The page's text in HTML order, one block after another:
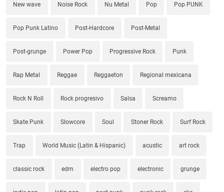
New wave Noise Rock Nu Metal Pop Pop PUNK
Pop Punk Latino Post-Hardcore Post-Metal
Post-grunge Power Pop Progressive Rock Punk
Rap Metal Reggae Reggaeton Regional mexicana
Rock N Roll Rock progresivo Salsa Screamo
Skate Punk Slowcore Soul Stoner Rock Surf Rock
Trap World Music (Latin & Hispanic) acustic art rock
classic rock edm electro pop electronic grunge